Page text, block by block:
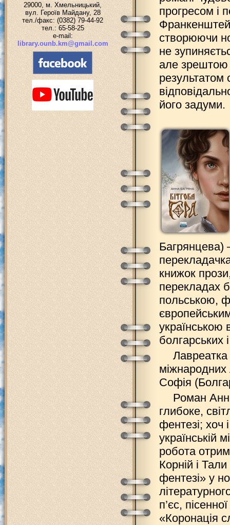
29000, м. Хмельницький,
вул. Героїв Майдану, 28
тел./факс: (0382) 79-44-92
тел.: 65-58-25
e-mail:
library.ounb.km@gmail.com
прогресом і
створюючи
не
але зрештою
результатом
його задуми.
Багрянцева)
книжок
перекладах
польською,
українською
болгарських
Лавреатка
Софія
Роман
глибоке,
фентезі; хоч
українській
робота
Корній і
фентезі» у
п’єс,
«Коронація